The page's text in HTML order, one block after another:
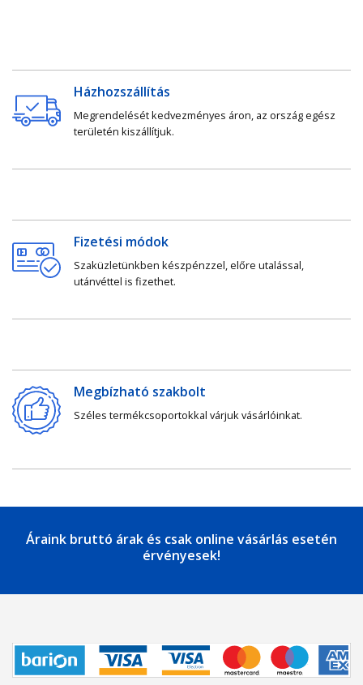
Házhozszállítás
Megrendelését kedvezményes áron, az ország egész
területén kiszállítjuk.
Fizetési módok
Szaküzletünkben készpénzzel, előre utalással,
utánvéttel is fizethet.
Megbízható szakbolt
Széles termékcsoportokkal várjuk vásárlóinkat.
Áraink bruttó árak és csak online vásárlás esetén
érvényesek!